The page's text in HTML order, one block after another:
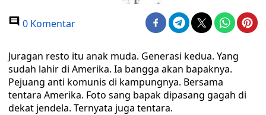
0 Komentar
Juragan resto itu anak muda. Generasi kedua. Yang
sudah lahir di Amerika. Ia bangga akan bapaknya.
Pejuang anti komunis di kampungnya. Bersama
tentara Amerika. Foto sang bapak dipasang gagah di
dekat jendela. Ternyata juga tentara.